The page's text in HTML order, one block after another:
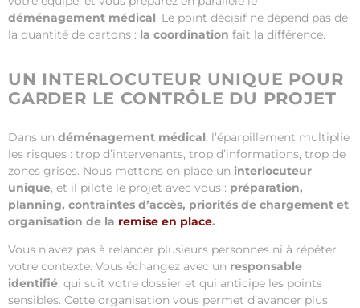
déménagement médical. Le point décisif ne dépend pas de
la quantité de cartons : la coordination fait la différence.
UN INTERLOCUTEUR UNIQUE POUR
GARDER LE CONTRÔLE DU PROJET
Dans un déménagement médical, l’éparpillement multiplie
les risques : trop d’intervenants, trop d’informations, trop de
zones grises. Nous mettons en place un interlocuteur
unique, et il pilote le projet avec vous : préparation,
planning, contraintes d’accès, priorités de chargement et
organisation de la remise en place.
Vous n’avez pas à relancer plusieurs personnes ni à répéter
votre contexte. Vous échangez avec un responsable
identifié, qui suit votre dossier et qui anticipe les points
sensibles. Cette organisation vous permet d’avancer plus